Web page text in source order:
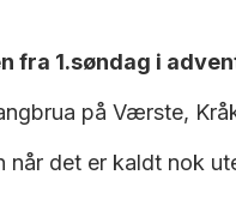
fra 1.søndag i
på Værste,
det er kaldt nok